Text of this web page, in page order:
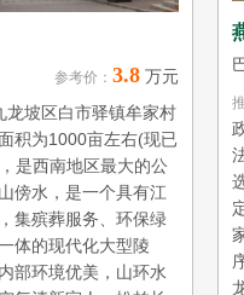
参考价： 3.8 万元
龙坡区白市驿镇牟家村
积为1000亩左右(现已
是西南地区最大的公
傍水，是一个具有江
集殡葬服务、环保绿
体的现代化大型陵
部环境优美，山环水